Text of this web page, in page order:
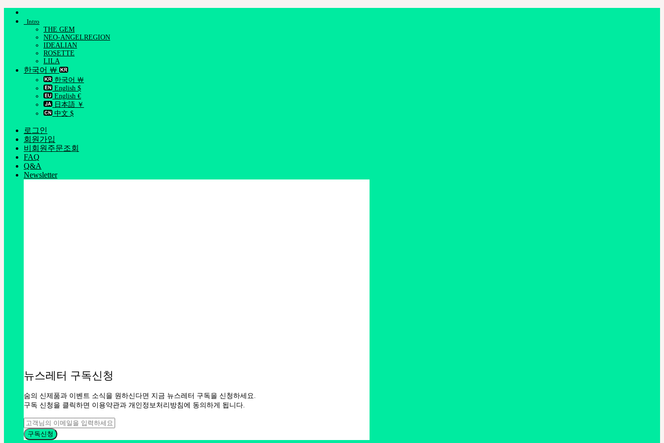
Skip
Intro
THE GEM
NEO-ANGELREGION
IDEALIAN
ROSETTE
LILA
한국어 ￦
한국어 ￦
English $
English €
日本語 ￥
中文 $
로그인
회원가입
비회원주문조회
FAQ
Q&A
Newsletter
뉴스레터 구독신청
숨의 신제품과 이벤트 소식을 원하신다면 지금 뉴스레터 구독을 신청하세요.
구독 신청을 클릭하면 이용약관과 개인정보처리방침에 동의하게 됩니다.